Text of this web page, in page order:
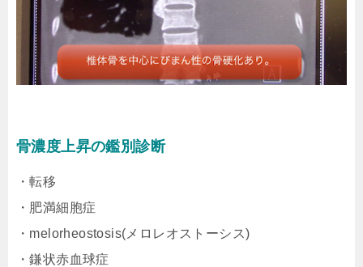
骨濃度上昇の鑑別診断
・転移
・肥満細胞症
・melorheostosis(メロレオストーシス)
・鎌状赤血球症